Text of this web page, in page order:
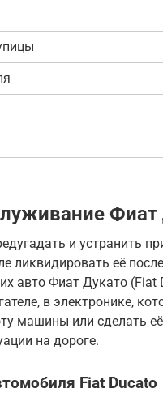
Фиат
и устранить
ликвидировать её
авто Фиат Дукато
в электронике,
машины или сделать
на дороге.
Fiat Ducato